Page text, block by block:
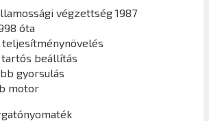
végzettség 1987
óta
teljesítménynövelés
beállítás
gyorsulás
motor